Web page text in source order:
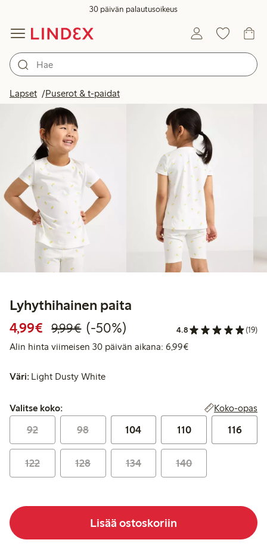
30 päivän palautusoikeus
Lapset Puserot & t-paidat
Lyhythihainen paita
4,99€ Alennettu hinta: 4,99 €
9,99€Normaalihinta: 9,99 €
50% alennus
(-50%) 4.8 (19)
Alin hinta viimeisen 30 päivän aikana: 6,99€Alin hinta
Väri: Light Dusty White
Valitse koko:
Valitse koko: Koko-opas
92 98 104 110 116
122 128 134 140
Lisää ostoskoriin